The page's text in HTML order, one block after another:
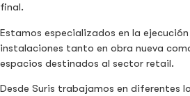
final.
Estamos especializados en la
instalaciones tanto en obra nueva
espacios destinados al sector retail.
Desde Suris trabajamos en diferentes